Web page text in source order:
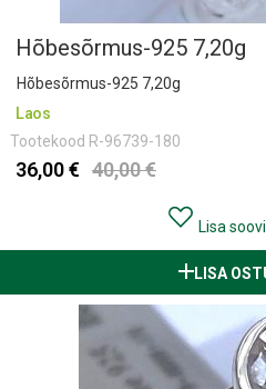
Hõbesõrmus-925 7,20g
Hõbesõrmus-925 7,20g
Laos
Tootekood R-96739-180
36,00 € 40,00 €
Lisa
LISA